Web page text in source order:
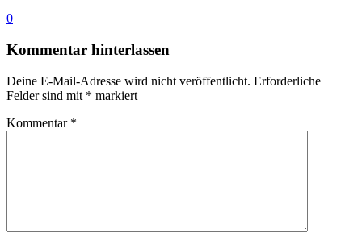
0
Kommentar hinterlassen
Deine E-Mail-Adresse wird nicht veröffentlicht. Erforderliche
Felder sind mit * markiert
Kommentar *